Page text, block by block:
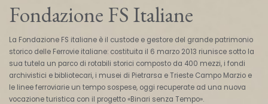
Fondazione FS Italiane
La Fondazione FS italiane è il custode e gestore del grande patrimonio
storico delle Ferrovie italiane: costituita il 6 marzo 2013 riunisce sotto la
sua tutela un parco di rotabili storici composto da 400 mezzi, i fondi
archivistici e bibliotecari, i musei di Pietrarsa e Trieste Campo Marzio e
le linee ferroviarie un tempo sospese, oggi recuperate ad una nuova
vocazione turistica con il progetto «Binari senza Tempo».